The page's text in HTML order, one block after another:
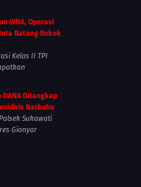
WNA, Operasi
Batang Rokok
Kelas II TPI
DANA Ditangkap
Narkoba
Sukawati
Gianyar